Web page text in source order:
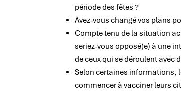
période des fêtes ?
Avez-vous changé vos plans
Compte tenu de la situation
seriez-vous opposé(e) à une
de ceux qui se déroulent avec
Selon certaines informations,
commencer à vacciner leurs